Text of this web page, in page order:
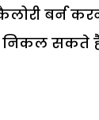
बर्न
सकते